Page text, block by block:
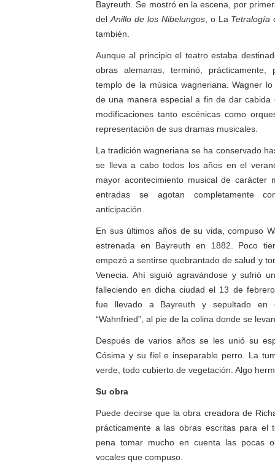
Bayreuth. Se mostró en la escena, por
del Anillo de los Nibelungos, o La Tetralogía
también.
Aunque al principio el teatro estaba
obras alemanas, terminó,
templo de la música wagneriana. Wagner
de una manera especial a fin de dar cabida
modificaciones tanto escénicas como
representación de sus dramas musicales.
La tradición wagneriana se ha conservado
se lleva a cabo todos los años en el
mayor acontecimiento musical de carácter
entradas se agotan completamente
anticipación.
En sus últimos años de su vida, compuso
estrenada en Bayreuth en 1882. Poco
empezó a sentirse quebrantado de salud y
Venecia. Ahí siguió agravándose y sufrió
falleciendo en dicha ciudad el 13 de
fue llevado a Bayreuth y sepultado
“Wahnfried”, al pie de la colina donde se
Después de varios años se les unió su
Cósima y su fiel e inseparable perro. La
verde, todo cubierto de vegetación. Algo
Su obra
Puede decirse que la obra creadora de
prácticamente a las obras escritas para el
pena tomar mucho en cuenta las pocas
vocales que compuso.